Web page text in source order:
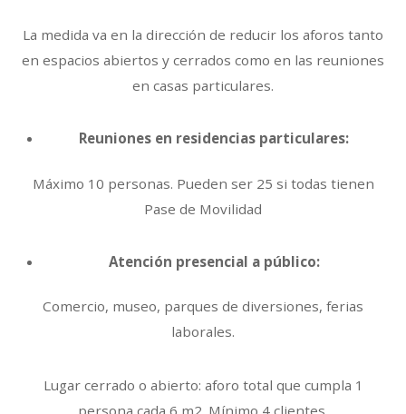
La medida va en la dirección de reducir los aforos tanto
en espacios abiertos y cerrados como en las reuniones
en casas particulares.
Reuniones en residencias particulares:
Máximo 10 personas. Pueden ser 25 si todas tienen
Pase de Movilidad
Atención presencial a público:
Comercio, museo, parques de diversiones, ferias
laborales.
Lugar cerrado o abierto: aforo total que cumpla 1
persona cada 6 m2. Mínimo 4 clientes.